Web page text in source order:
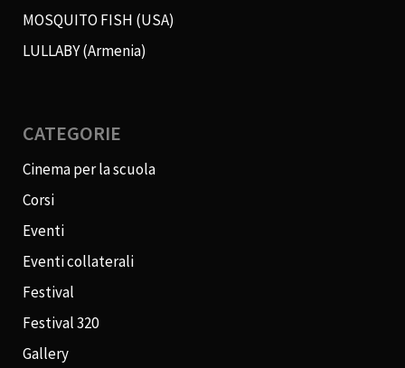
MOSQUITO FISH (USA)
LULLABY (Armenia)
CATEGORIE
Cinema per la scuola
Corsi
Eventi
Eventi collaterali
Festival
Festival 320
Gallery